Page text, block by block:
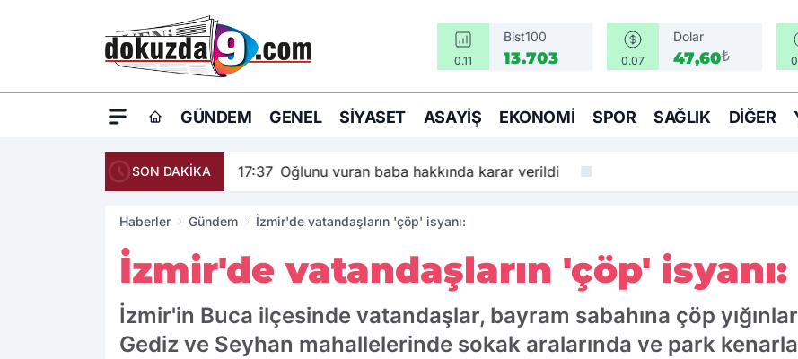
0.11
Bist100
13.703 0.07
Dolar
47,60₺
GÜNDEM GENEL SIYASET ASAYIŞ EKONOMI SPOR SAĞLIK DIĞER
SON DAKİKA 17:37 Oğlunu vuran baba hakkında karar verildi
Haberler Gündem İzmir'de vatandaşların 'çöp' isyanı:
İzmir'de vatandaşların 'çöp' isyanı:
İzmir'in Buca ilçesinde vatandaşlar, bayram sabahına çöp
Gediz ve Seyhan mahallelerinde sokak aralarında ve park